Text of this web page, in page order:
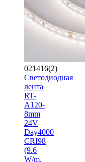
021416(2)
Светодиодная
лента
RT-
A120-
8mm
24V
Day4000
CRI98
(9.6
W/m,